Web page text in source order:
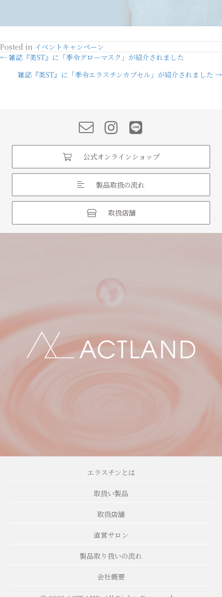
Posted in イベントキャンペーン
Posts
navigation
← 雑誌『美ST』に「季令グローマスク」が紹介されました
雑誌『美ST』に「季令エラスチンカプセル」が紹介されました →
公式オンラインショップ
製品取扱の流れ
取扱店舗
エラスチンとは
取扱い製品
取扱店舗
直営サロン
製品取り扱いの流れ
会社概要